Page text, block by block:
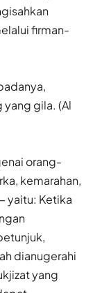
firman-
gila. (Al
orang-
kemarahan,
yaitu: Ketika
dianugerahi
yang